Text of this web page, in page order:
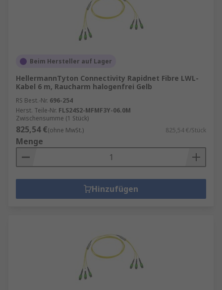
Beim Hersteller auf Lager
HellermannTyton Connectivity Rapidnet Fibre LWL-
Kabel 6 m, Raucharm halogenfrei Gelb
RS Best.-Nr. 696-254
Herst. Teile-Nr. FLS24S2-MFMF3Y-06.0M
Zwischensumme (1 Stück)
825,54 €(ohne MwSt.) 825,54 €/Stück
Menge
Hinzufügen